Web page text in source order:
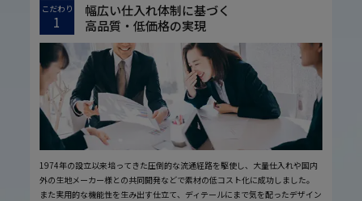
こだわり
1
幅広い仕入れ体制に基づく
高品質・低価格の実現
1974年の設立以来培ってきた圧倒的な流通経路を駆使し、大量仕入れや国内
外の生地メーカー様との共同開発などで素材の低コスト化に成功しました。
また実用的な機能性を生み出す仕立て、ディテールにまで気を配ったデザイン